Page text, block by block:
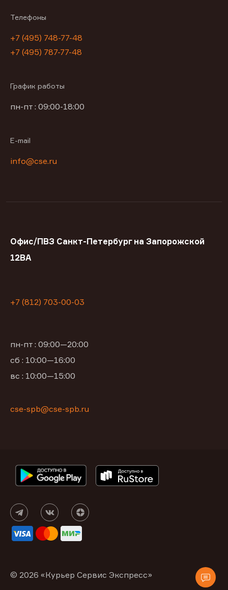
Телефоны
+7 (495) 748-77-48
+7 (495) 787-77-48
График работы
пн-пт : 09:00-18:00
E-mail
info@cse.ru
Офис/ПВЗ Санкт-Петербург на Запорожской
12ВА
+7 (812) 703-00-03
пн-пт : 09:00—20:00
сб : 10:00—16:00
вс : 10:00—15:00
cse-spb@cse-spb.ru
© 2026 «Курьер Сервис Экспресс»